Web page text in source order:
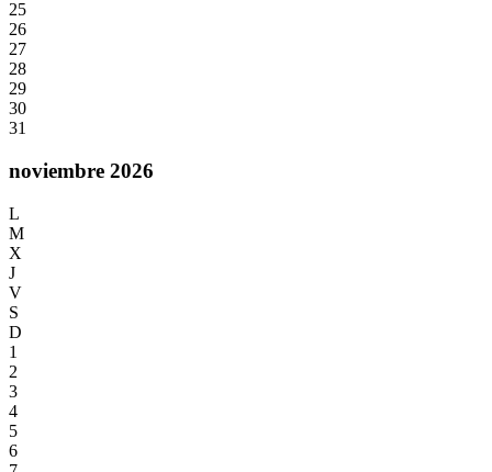
25
26
27
28
29
30
31
noviembre 2026
L
M
X
J
V
S
D
1
2
3
4
5
6